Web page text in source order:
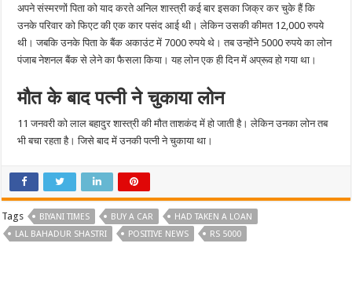
अपने संस्मरणों पिता को याद करते अनिल शास्त्री कई बार इसका जिक्र कर चुके हैं कि
उनके परिवार को फिएट की एक कार पसंद आई थी। लेकिन उसकी कीमत 12,000 रुपये
थी। जबकि उनके पिता के बैंक अकाउंट में 7000 रुपये थे। तब उन्होंने 5000 रुपये का लोन
पंजाब नेशनल बैंक से लेने का फैसला किया। यह लोन एक ही दिन में अप्रूव हो गया था।
मौत के बाद पत्नी ने चुकाया लोन
11 जनवरी को लाल बहादुर शास्त्री की मौत ताशकंद में हो जाती है। लेकिन उनका लोन तब
भी बचा रहता है। जिसे बाद में उनकी पत्नी ने चुकाया था।
Tags BIYANI TIMES BUY A CAR
HAD TAKEN A LOAN
LAL BAHADUR SHASTRI
POSITIVE NEWS RS 5000